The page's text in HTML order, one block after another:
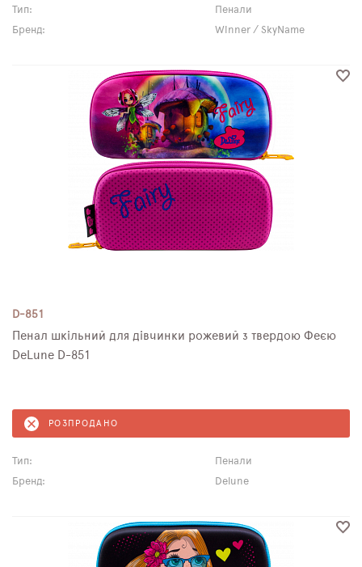
Тип:
Пенали
Бренд:
Winner / SkyName
D-851
Пенал шкільний для дівчинки рожевий з твердою Феєю
DeLune D-851
РОЗПРОДАНО
Тип:
Пенали
Бренд:
Delune